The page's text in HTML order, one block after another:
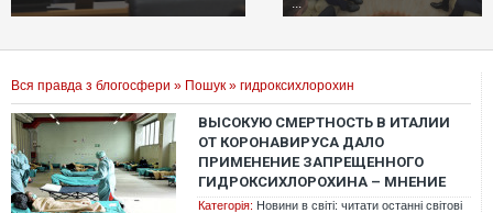
Вся правда з блогосфери » Пошук » гидроксихлорохин
ВЫСОКУЮ СМЕРТНОСТЬ В ИТАЛИИ
ОТ КОРОНАВИРУСА ДАЛО
ПРИМЕНЕНИЕ ЗАПРЕЩЕННОГО
ГИДРОКСИХЛОРОХИНА – МНЕНИЕ
Категорія: Новини в світі: читати останні світові